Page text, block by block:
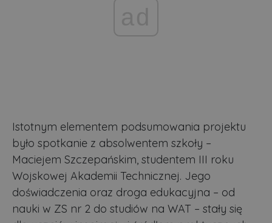
Istotnym elementem podsumowania projektu
było spotkanie z absolwentem szkoły –
Maciejem Szczepańskim, studentem III roku
Wojskowej Akademii Technicznej. Jego
doświadczenia oraz droga edukacyjna – od
nauki w ZS nr 2 do studiów na WAT – stały się